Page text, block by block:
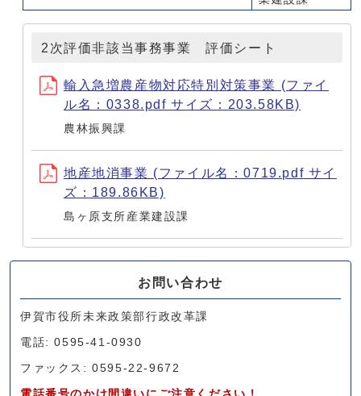
2次評価非該当事務事業 評価シート
輸入急増農産物対応特別対策事業 (ファイ
ル名：0338.pdf サイズ：203.58KB)
農林振興課
地産地消事業 (ファイル名：0719.pdf サイ
ズ：189.86KB)
島ヶ原支所産業建設課
お問い合わせ
伊賀市役所未来政策部行政改革課
電話: 0595-41-0930
ファックス: 0595-22-9672